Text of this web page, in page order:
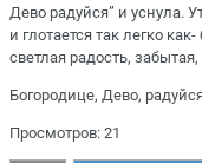
Дево радуйся” и
и глотается так легко
светлая радость,
Богородице, Дево,
Просмотров: 21